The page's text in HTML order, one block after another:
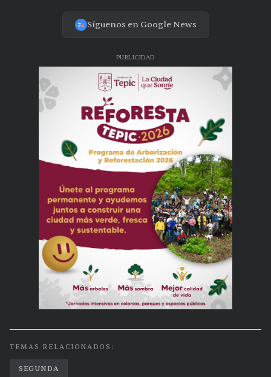
Síguenos en Google News
PUBLICIDAD
TEMAS RELACIONADOS:
SEGUNDA